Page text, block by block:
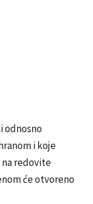
odnosno
i koje
redovite
će otvoreno